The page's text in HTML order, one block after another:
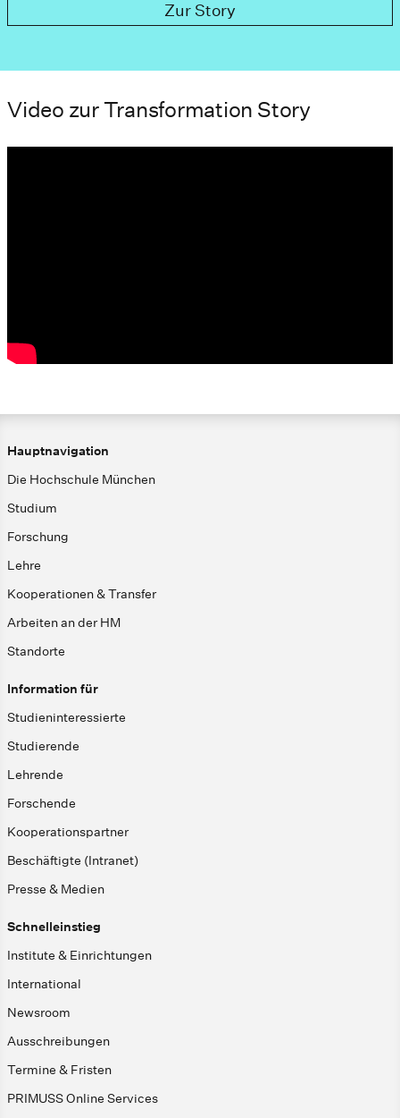
Zur Story
Video zur Transformation Story
Hauptnavigation
Die Hochschule München
Studium
Forschung
Lehre
Kooperationen & Transfer
Arbeiten an der HM
Standorte
Information für
Studieninteressierte
Studierende
Lehrende
Forschende
Kooperationspartner
Beschäftigte (Intranet)
Presse & Medien
Schnelleinstieg
Institute & Einrichtungen
International
Newsroom
Ausschreibungen
Termine & Fristen
PRIMUSS Online Services